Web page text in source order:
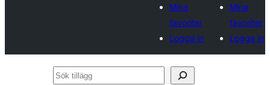
Mina
favoriter
Logga in
Mina
favoriter
Logga in
Sök